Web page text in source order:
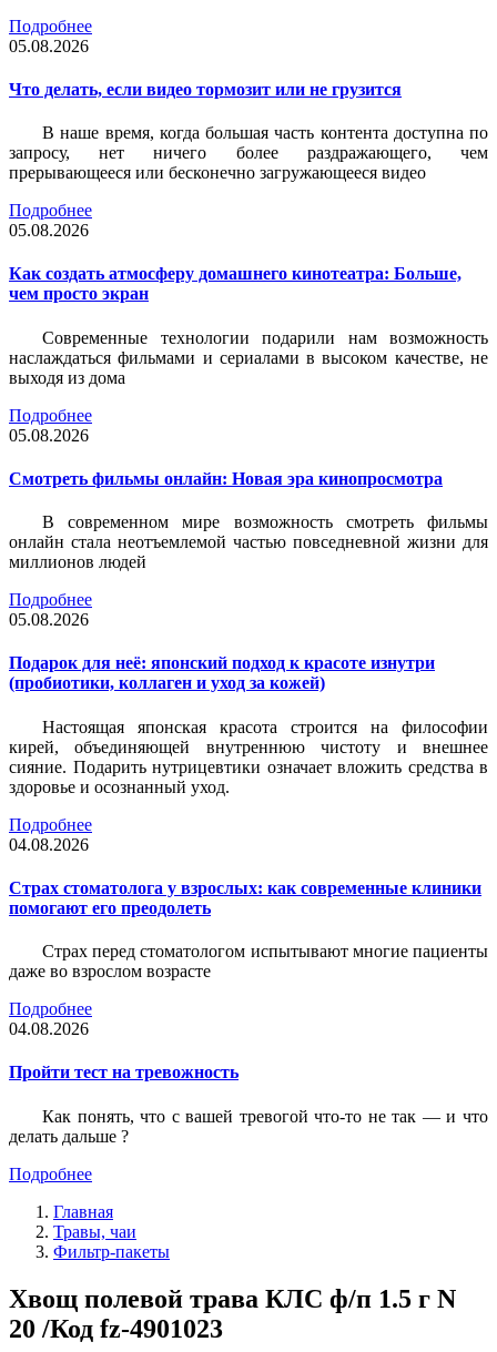
Подробнее
05.08.2026
Что делать, если видео тормозит или не грузится
В наше время, когда большая часть контента доступна по
запросу, нет ничего более раздражающего, чем
прерывающееся или бесконечно загружающееся видео
Подробнее
05.08.2026
Как создать атмосферу домашнего кинотеатра: Больше,
чем просто экран
Современные технологии подарили нам возможность
наслаждаться фильмами и сериалами в высоком качестве, не
выходя из дома
Подробнее
05.08.2026
Смотреть фильмы онлайн: Новая эра кинопросмотра
В современном мире возможность смотреть фильмы
онлайн стала неотъемлемой частью повседневной жизни для
миллионов людей
Подробнее
05.08.2026
Подарок для неё: японский подход к красоте изнутри
(пробиотики, коллаген и уход за кожей)
Настоящая японская красота строится на философии
кирей, объединяющей внутреннюю чистоту и внешнее
сияние. Подарить нутрицевтики означает вложить средства в
здоровье и осознанный уход.
Подробнее
04.08.2026
Страх стоматолога у взрослых: как современные клиники
помогают его преодолеть
Страх перед стоматологом испытывают многие пациенты
даже во взрослом возрасте
Подробнее
04.08.2026
Пройти тест на тревожность
Как понять, что с вашей тревогой что-то не так — и что
делать дальше ?
Подробнее
Главная
Травы, чаи
Фильтр-пакеты
Хвощ полевой трава КЛС ф/п 1.5 г N
20 /Код fz-4901023